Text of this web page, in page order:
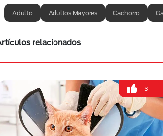
Adulto Adultos Mayores Cachorro
relacionados
3